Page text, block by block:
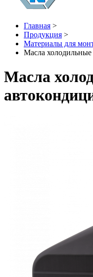
Главная >
Продукция >
Материалы для
Масла холодильные
Масла